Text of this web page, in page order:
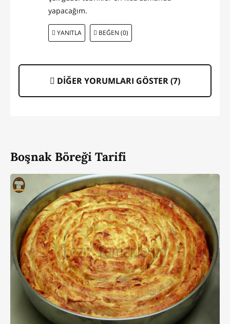
yapacağım.
YANITLA BEĞEN (0)
DİĞER YORUMLARI GÖSTER (7)
Boşnak Böreği Tarifi